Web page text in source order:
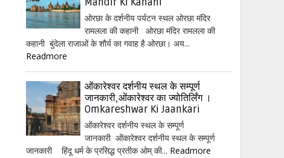
Mandir Ki Kahani
ओरछा के दर्शनीय पर्यटन स्थल ओरछा मंदिर
रामलला की कहानी ओरछा मंदिर रामलला की
कहानी बुंदेला राजाओं के शौर्य का गवाह है ओरछा। अय...
Readmore
ओंकारेश्वर दर्शनीय स्थल के सम्पूर्ण
जानकारी,ओंकारेश्वर का ज्योतिर्लिंग ।
Omkareshwar Ki Jaankari
ओंकारेश्वर दर्शनीय स्थल के सम्पूर्ण
जानकारी ओंकारेश्वर दर्शनीय स्थल के सम्पूर्ण
जानकारी हिंदू धर्म के प्रसिद्ध प्रतीक ओम् की... Readmore